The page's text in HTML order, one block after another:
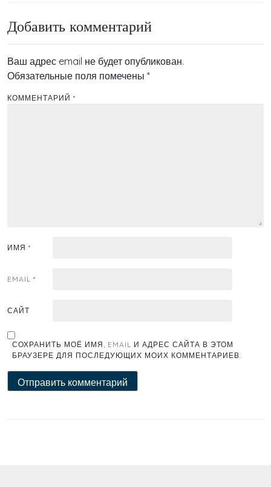
Добавить комментарий
Ваш адрес email не будет опубликован.
Обязательные поля помечены *
КОММЕНТАРИЙ *
ИМЯ *
EMAIL *
САЙТ
СОХРАНИТЬ МОЁ ИМЯ, EMAIL И АДРЕС САЙТА В ЭТОМ
БРАУЗЕРЕ ДЛЯ ПОСЛЕДУЮЩИХ МОИХ КОММЕНТАРИЕВ.